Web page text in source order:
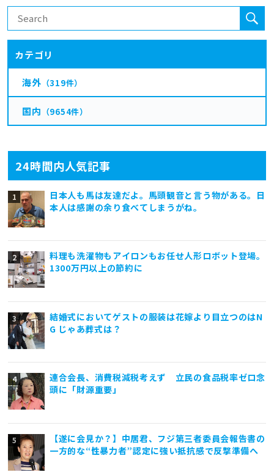
24時間内人気記事
日本人も馬は友達だよ。馬頭観音と言う物がある。日
本人は感謝の余り食べてしまうがね。
料理も洗濯物もアイロンもお任せ人形ロボット登場。
1300万円以上の節約に
結婚式においてゲストの服装は花嫁より目立つのはN
G じゃあ葬式は？
連合会長、消費税減税考えず 立民の食品税率ゼロ念
頭に「財源重要」
【遂に会見か？】中居君、フジ第三者委員会報告書の
一方的な“性暴力者”認定に強い抵抗感で反撃準備へ
カテゴリ
海外 （319件）
国内 （9654件）